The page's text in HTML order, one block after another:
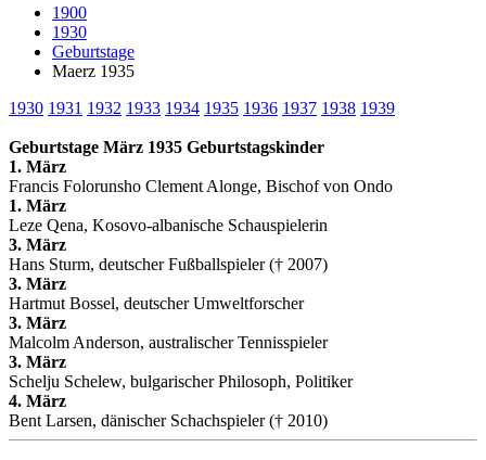
1900
1930
Geburtstage
Maerz 1935
1930 1931 1932 1933 1934 1935 1936 1937 1938 1939
Geburtstage März 1935 Geburtstagskinder
1. März
Francis Folorunsho Clement Alonge, Bischof von Ondo
1. März
Leze Qena, Kosovo-albanische Schauspielerin
3. März
Hans Sturm, deutscher Fußballspieler († 2007)
3. März
Hartmut Bossel, deutscher Umweltforscher
3. März
Malcolm Anderson, australischer Tennisspieler
3. März
Schelju Schelew, bulgarischer Philosoph, Politiker
4. März
Bent Larsen, dänischer Schachspieler († 2010)